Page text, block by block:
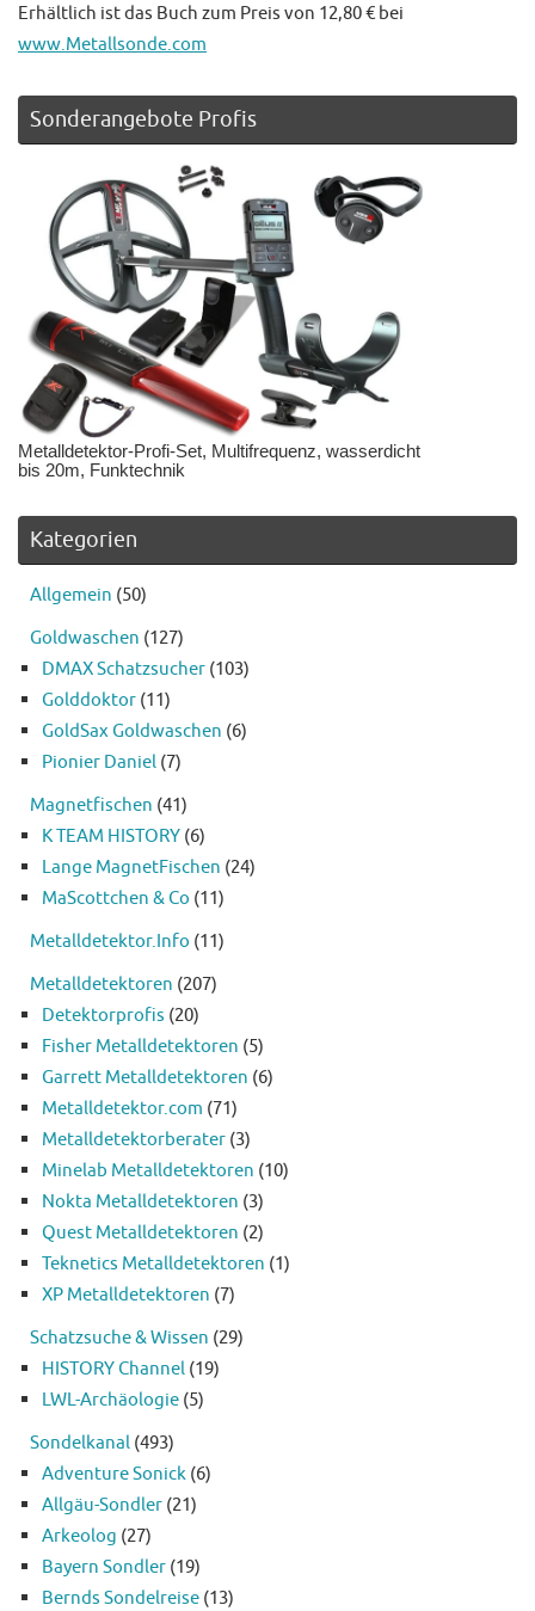
Erhältlich ist das Buch zum Preis von 12,80 € bei
www.Metallsonde.com
Sonderangebote Profis
Metalldetektor-Profi-Set, Multifrequenz, wasserdicht
bis 20m, Funktechnik
Kategorien
Allgemein (50)
Goldwaschen (127)
DMAX Schatzsucher (103)
Golddoktor (11)
GoldSax Goldwaschen (6)
Pionier Daniel (7)
Magnetfischen (41)
K TEAM HISTORY (6)
Lange MagnetFischen (24)
MaScottchen & Co (11)
Metalldetektor.Info (11)
Metalldetektoren (207)
Detektorprofis (20)
Fisher Metalldetektoren (5)
Garrett Metalldetektoren (6)
Metalldetektor.com (71)
Metalldetektorberater (3)
Minelab Metalldetektoren (10)
Nokta Metalldetektoren (3)
Quest Metalldetektoren (2)
Teknetics Metalldetektoren (1)
XP Metalldetektoren (7)
Schatzsuche & Wissen (29)
HISTORY Channel (19)
LWL-Archäologie (5)
Sondelkanal (493)
Adventure Sonick (6)
Allgäu-Sondler (21)
Arkeolog (27)
Bayern Sondler (19)
Bernds Sondelreise (13)